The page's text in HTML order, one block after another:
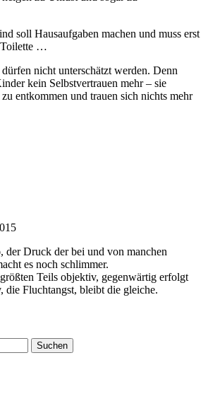
soll Hausaufgaben machen und muss erst
Toilette …
nicht unterschätzt werden. Denn
kein Selbstvertrauen mehr – sie
entkommen und trauen sich nichts mehr
der Druck der bei und von manchen
es noch schlimmer.
Teils objektiv, gegenwärtig erfolgt
die Fluchtangst, bleibt die gleiche.